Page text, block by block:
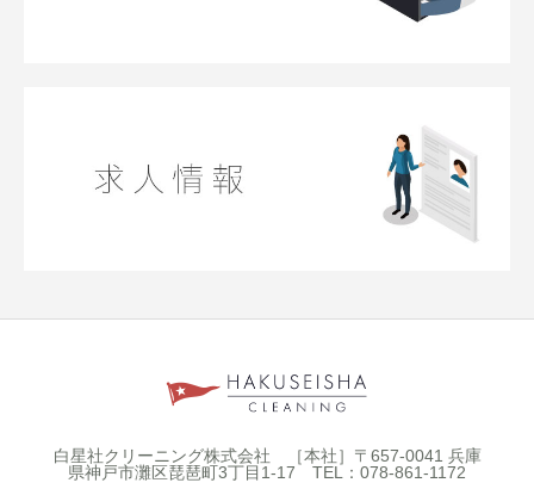
白星社クリーニング株式会社 ［本社］〒657-0041 兵庫
県神戸市灘区琵琶町3丁目1-17 TEL：078-861-1172